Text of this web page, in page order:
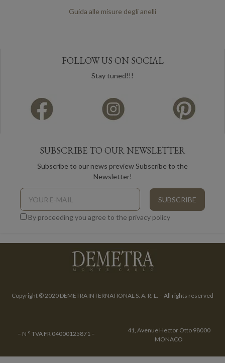
Guida alle misure degli anelli
FOLLOW US ON SOCIAL
Stay tuned!!!
SUBSCRIBE TO OUR NEWSLETTER
Subscribe to our news preview Subscribe to the
Newsletter!
By proceeding you agree to the privacy policy
Copyright © 2020 DEMETRA INTERNATIONAL S. A. R. L. – All rights reserved
– N ° TVA FR 04000125871 –
41, Avenue Hector Otto 98000
MONACO